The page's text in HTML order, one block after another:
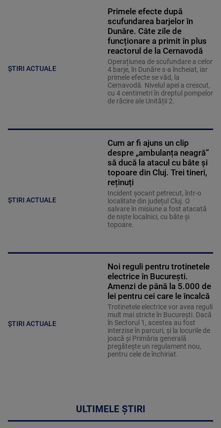
ȘTIRI ACTUALE
Primele efecte după
scufundarea barjelor în
Dunăre. Câte zile de
funcționare a primit în plus
reactorul de la Cernavodă
Operațiunea de scufundare a celor
4 barje, în Dunăre s-a încheiat, iar
primele efecte se văd, la
Cernavodă. Nivelul apei a crescut,
cu 4 centimetri în dreptul pompelor
de răcire ale Unității 2.
ȘTIRI ACTUALE
Cum ar fi ajuns un clip
despre „ambulanța neagră”
să ducă la atacul cu bâte și
topoare din Cluj. Trei tineri,
reținuți
Incident șocant petrecut, într-o
localitate din județul Cluj. O
salvare în misiune a fost atacată
de niște localnici, cu bâte și
topoare.
ȘTIRI ACTUALE
Noi reguli pentru trotinetele
electrice în București.
Amenzi de până la 5.000 de
lei pentru cei care le încalcă
Trotinetele electrice vor avea reguli
mult mai stricte în București. Dacă
în Sectorul 1, acestea au fost
interzise în parcuri, și la locurile de
joacă și Primăria generală
pregătește un regulament nou,
pentru cele de închiriat.
ULTIMELE ȘTIRI